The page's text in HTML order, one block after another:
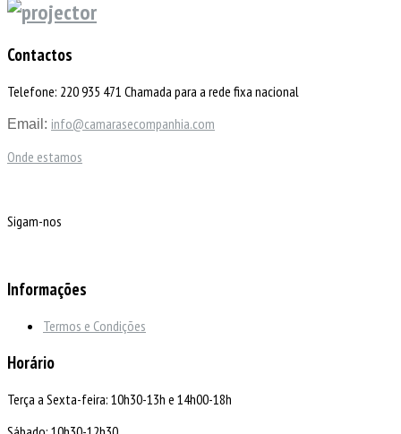
Contactos
Telefone: 220 935 471 Chamada para a rede fixa nacional
Email: info@camarasecompanhia.com
Onde estamos
Sigam-nos
Informações
Termos e Condições
Horário
Terça a Sexta-feira: 10h30-13h e 14h00-18h